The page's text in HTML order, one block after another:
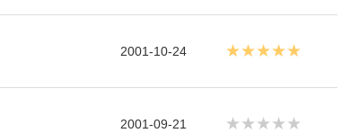
2001-10-24 ★★★★★
2001-09-21 ★★★★★